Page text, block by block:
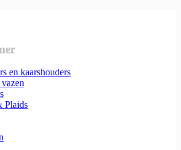
en kaarshouders
Plaids